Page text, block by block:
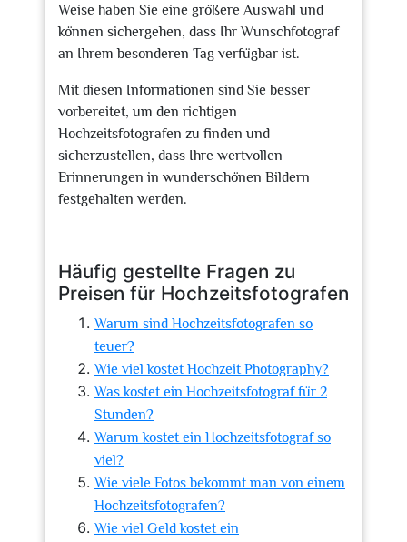
Weise haben Sie eine größere Auswahl und
können sichergehen, dass Ihr Wunschfotograf
an Ihrem besonderen Tag verfügbar ist.
Mit diesen Informationen sind Sie besser
vorbereitet, um den richtigen
Hochzeitsfotografen zu finden und
sicherzustellen, dass Ihre wertvollen
Erinnerungen in wunderschönen Bildern
festgehalten werden.
Häufig gestellte Fragen zu
Preisen für Hochzeitsfotografen
Warum sind Hochzeitsfotografen so
teuer?
Wie viel kostet Hochzeit Photography?
Was kostet ein Hochzeitsfotograf für 2
Stunden?
Warum kostet ein Hochzeitsfotograf so
viel?
Wie viele Fotos bekommt man von einem
Hochzeitsfotografen?
Wie viel Geld kostet ein